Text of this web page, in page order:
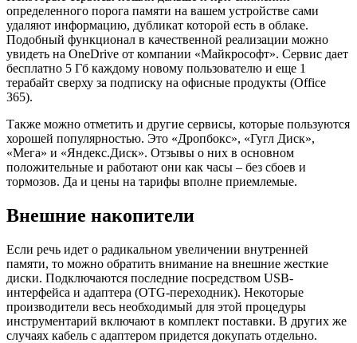
определенного порога памяти на вашем устройстве сами
удаляют информацию, дубликат которой есть в облаке.
Подобный функционал в качественной реализации можно
увидеть на OneDrive от компании «Майкрософт». Сервис дает
бесплатно 5 Гб каждому новому пользователю и еще 1
терабайт сверху за подписку на офисные продукты (Office
365).
Также можно отметить и другие сервисы, которые пользуются
хорошей популярностью. Это «Дропбокс», «Гугл Диск»,
«Мега» и «Яндекс.Диск». Отзывы о них в основном
положительные и работают они как часы – без сбоев и
тормозов. Да и цены на тарифы вполне приемлемые.
Внешние накопители
Если речь идет о радикальном увеличении внутренней
памяти, то можно обратить внимание на внешние жесткие
диски. Подключаются последние посредством USB-
интерфейса и адаптера (OTG-переходник). Некоторые
производители весь необходимый для этой процедуры
инструментарий включают в комплект поставки. В других же
случаях кабель с адаптером придется докупать отдельно.